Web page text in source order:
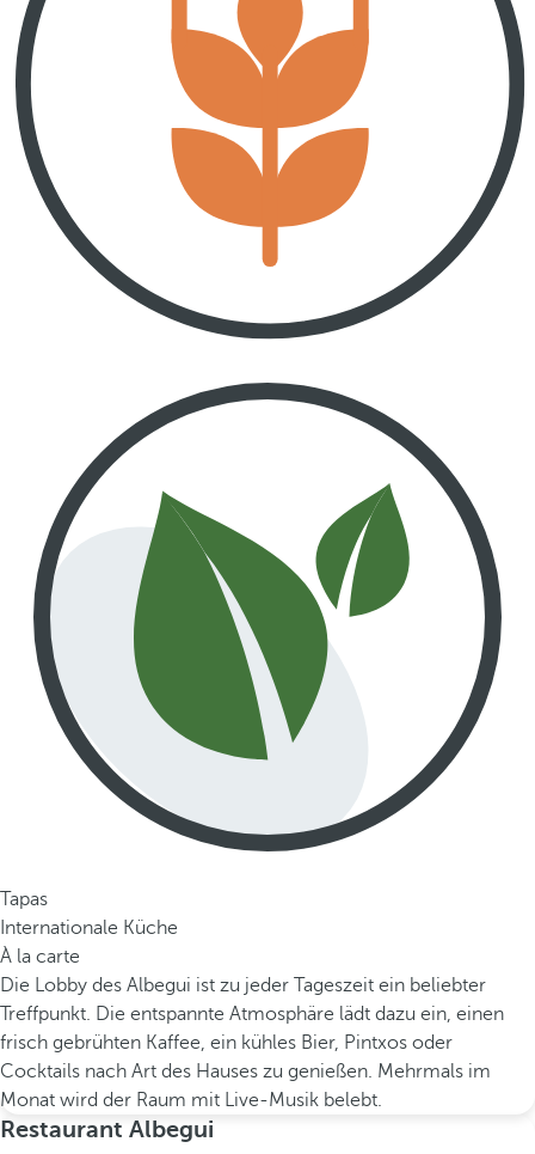
Tapas
Internationale Küche
À la carte
Die Lobby des Albegui ist zu jeder Tageszeit ein beliebter
Treffpunkt. Die entspannte Atmosphäre lädt dazu ein, einen
frisch gebrühten Kaffee, ein kühles Bier, Pintxos oder
Cocktails nach Art des Hauses zu genießen. Mehrmals im
Monat wird der Raum mit Live-Musik belebt.
Restaurant Albegui